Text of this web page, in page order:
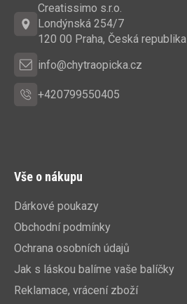
Creatissimo s.r.o.
Londýnská 254/7
120 00 Praha, Česká republika
info@chytraopicka.cz
+420799550405
Vše o nákupu
Dárkové poukazy
Obchodní podmínky
Ochrana osobních údajů
Jak s láskou balíme vaše balíčky
Reklamace, vrácení zboží